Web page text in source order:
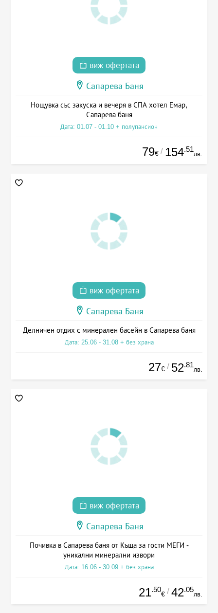
виж офертата
Сапарева Баня
Нощувка със закуска и вечеря в СПА хотел Емар,
Сапарева баня
Дата: 01.07 - 01.10 + полупансион
79€ / 154.51
лв.
виж офертата
Сапарева Баня
Делничен отдих с минерален басейн в Сапарева баня
Дата: 25.06 - 31.08 + без храна
27€ / 52.81
лв.
виж офертата
Сапарева Баня
Почивка в Сапарева баня от Къща за гости МЕГИ -
уникални минерални извори
Дата: 16.06 - 30.09 + без храна
21.50
€ / 42.05
лв.